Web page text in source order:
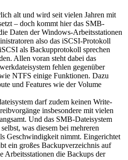
alt und wird seit vielen Jahren mit
– doch kommt hier das SMB-
Daten der Windows-Arbeitsstationen
also das iSCSI-Protokoll
als Backupprotokoll sprechen
Allen voran steht dabei das
fehlen gegenüber
NTFS einige Funktionen. Dazu
und Features wie der Volume
darf zudem keinen Write-
insbesondere mit vielen
Und das SMB-Dateisystem
was diesem bei mehreren
Geschwindigkeit nimmt. Eingerichtet
ein großes Backupverzeichnis auf
Arbeitsstationen die Backups der